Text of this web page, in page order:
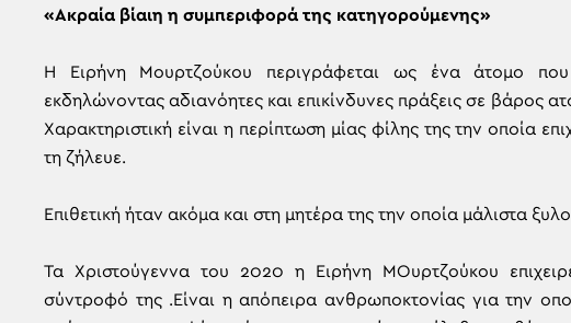
«Ακραία βίαιη η συμπεριφορά της κατηγορούμενης»
Η Ειρήνη Μουρτζούκου περιγράφεται ως ένα άτομο που
εκδηλώνοντας αδιανόητες και επικίνδυνες πράξεις σε βάρος
Χαρακτηριστική είναι η περίπτωση μίας φίλης της την οποία
τη ζήλευε.
Επιθετική ήταν ακόμα και στη μητέρα της την οποία μάλιστα
Τα Χριστούγεννα του 2020 η Ειρήνη ΜΟυρτζούκου
σύντροφό της .Είναι η απόπειρα ανθρωποκτονίας για την